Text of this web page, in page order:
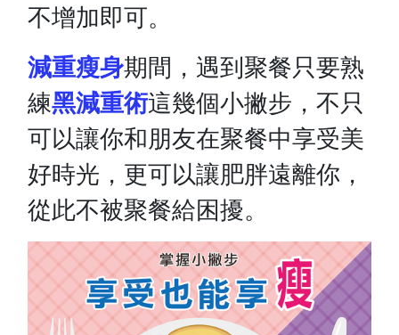
不增加即可。
減重瘦身期間，遇到聚餐只要熟
練黑減重術這幾個小撇步，不只
可以讓你和朋友在聚餐中享受美
好時光，更可以讓肥胖遠離你，
從此不被聚餐給困擾。